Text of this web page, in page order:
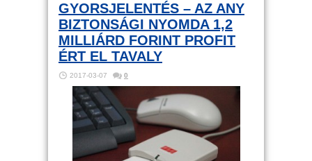
GYORSJELENTÉS – AZ ANY
BIZTONSÁGI NYOMDA 1,2
MILLIÁRD FORINT PROFIT
ÉRT EL TAVALY
2017-03-07 0